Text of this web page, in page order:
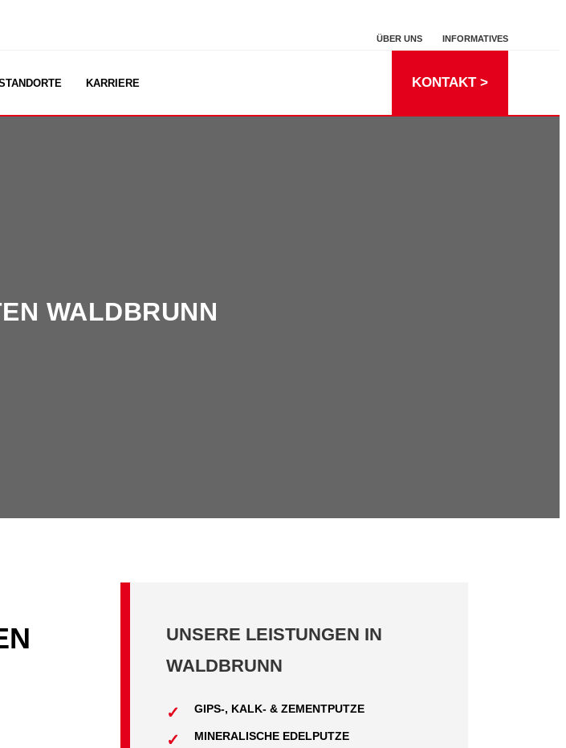
ÜBER UNS INFORMATIVES
KARRIERE KONTAKT >
WALDBRUNN
UNSERE LEISTUNGEN IN
WALDBRUNN
GIPS-, KALK- & ZEMENTPUTZE
MINERALISCHE EDELPUTZE